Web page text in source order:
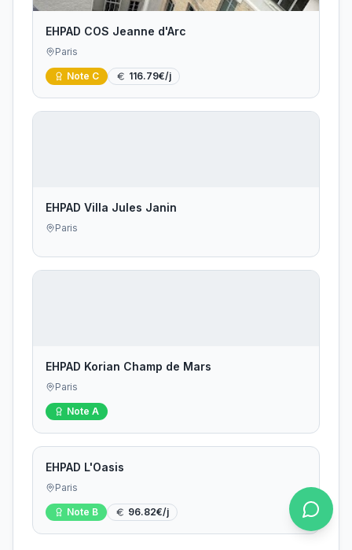
EHPAD COS Jeanne d'Arc
Paris
Note C 116.79€/j
EHPAD Villa Jules Janin
Paris
EHPAD Korian Champ de Mars
Paris
Note A
EHPAD L'Oasis
Paris
Note B 96.82€/j